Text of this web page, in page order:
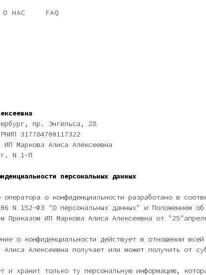
О НАС FAQ
пр. Энгельса, 28
317784700117322
ИП Маркова Алиса Алексеевна
г. N 1-П
персональных данных
оператора о конфиденциальности разработано в
N 152-ФЗ "О персональных данных" и Положением об
Приказом ИП Маркова Алиса Алексеевна от
о конфиденциальности действует в отношении
Алиса Алексеевна получает или может получить от
и хранит только ту персональную информацию,